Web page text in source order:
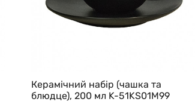
Керамічний набір (чашка та
блюдце), 200 мл K-51KS01M99